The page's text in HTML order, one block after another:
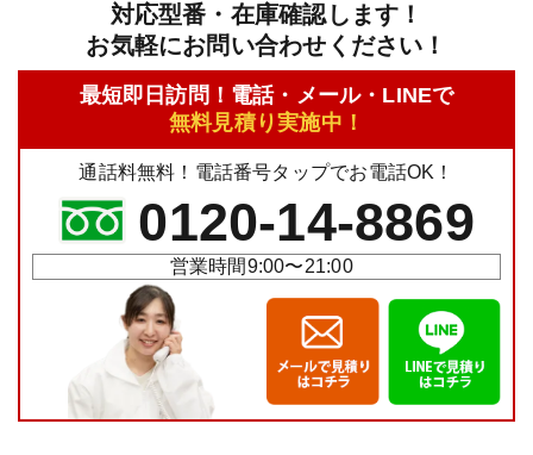
対応型番・在庫確認します！
お気軽にお問い合わせください！
最短即日訪問！電話・メール・LINEで
無料見積り実施中！
通話料無料！電話番号タップでお電話OK！
0120-14-8869
営業時間9:00〜21:00